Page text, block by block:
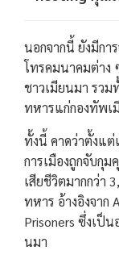
นอกจากนี้ ยังมีกา
โทรคมนาคมต่าง
ชาวเมียนมา รวม
ทหารแก่กองทัพเ
ทั้งนี้ คาดว่าตั้งแ
การเมืองถูกจับกุ
เสียชีวิตมากกว่า
ทหาร อ้างอิงจาก
Prisoners ซึ่งเป็
นมา